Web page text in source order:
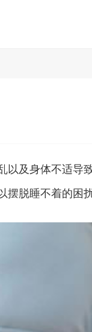
及身体不适导
脱睡不着的困扰